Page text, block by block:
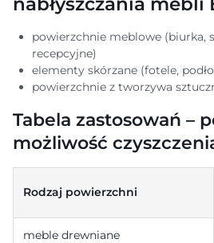
powierzchnie meblowe (biurka,
recepcyjne)
elementy skórzane (fotele,
powierzchnie z tworzywa
Tabela zastosowań –
możliwość
Rodzaj powierzchni
meble drewniane